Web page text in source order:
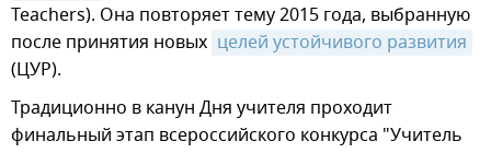
Teachers). Она повторяет тему 2015 года, выбранную
после принятия новых целей устойчивого развития
(ЦУР).
Традиционно в канун Дня учителя проходит
финальный этап всероссийского конкурса "Учитель